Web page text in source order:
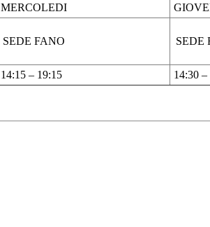
MERCOLEDI
SEDE FANO SEDE
14:15 – 19:15 14:30 –